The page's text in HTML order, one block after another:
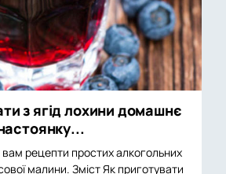
з ягід лохини домашнє
рецепти простих алкогольних
малини. Зміст Як приготувати